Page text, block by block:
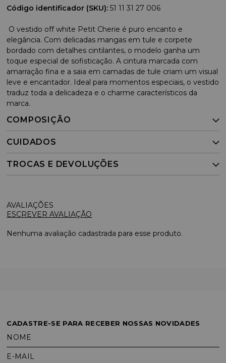
Código identificador (SKU): 51 11 31 27 006
O vestido off white Petit Cherie é puro encanto e
elegância. Com delicadas mangas em tule e corpete
bordado com detalhes cintilantes, o modelo ganha um
toque especial de sofisticação. A cintura marcada com
amarração fina e a saia em camadas de tule criam um visual
leve e encantador. Ideal para momentos especiais, o vestido
traduz toda a delicadeza e o charme característicos da
marca.
COMPOSIÇÃO
CUIDADOS
TROCAS E DEVOLUÇÕES
ESCREVER AVALIAÇÃO
Nenhuma avaliação cadastrada para esse produto.
CADASTRE-SE PARA RECEBER NOSSAS NOVIDADES
NOME
E-MAIL